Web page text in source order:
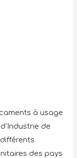
à usage
de
des pays